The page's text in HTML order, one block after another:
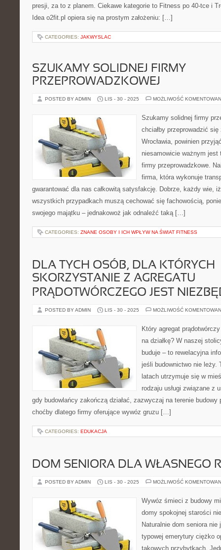
presji, za to z planem. Ciekawe kategorie to Fitness po 40-tce i
Idea o2fit.pl opiera się na prostym założeniu: […]
CATEGORIES: JAKWYSLAC
SZUKAMY SOLIDNEJ FIRMY
PRZEPROWADZKOWEJ
POSTED BY ADMIN LIS - 30 - 2025 MOŻLIWOŚĆ
Szukamy solidnej firmy
chciałby przeprowadzić
Wrocławia, powinien
niesamowicie ważnym jest
firmy przeprowadzkowe.
firma, która wykonuje
gwarantować dla nas całkowitą satysfakcję. Dobrze, każdy wie,
wszystkich przypadkach muszą cechować się fachowością,
swojego majątku – jednakowoż jak odnaleźć taką […]
CATEGORIES: ZNANE OSOBY I ICH WPŁYW NA ŚWIAT FITNESS
DLA TYCH OSÓB, DLA KTÓRYCH
SKORZYSTANIE Z AGREGATU
PRĄDOTWÓRCZEGO JEST
POSTED BY ADMIN LIS - 30 - 2025 MOŻLIWOŚĆ
Który agregat
na działkę? W naszej
buduje – to rewelacyjna
jeśli budownictwo nie leży.
latach utrzymuje się w
rodzaju usługi związane z
gdy budowlańcy zakończą działać, zazwyczaj na terenie budowy
choćby dlatego firmy oferujące wywóz gruzu […]
CATEGORIES: EDUKACJA
DOM SENIORA DLA WŁASNEGO
POSTED BY ADMIN LIS - 30 - 2025 MOŻLIWOŚĆ
Wywóz śmieci z budowy
domy spokojnej starości
Naturalnie dom seniora
typowej emerytury ciężko
takowych przybytkach.